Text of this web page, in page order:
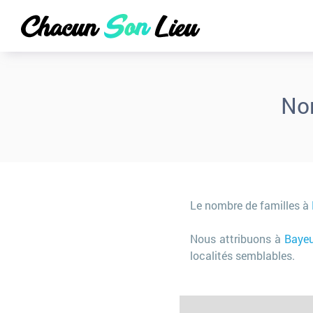
Le nombre de familles à
Nous attribuons à
localités semblables.